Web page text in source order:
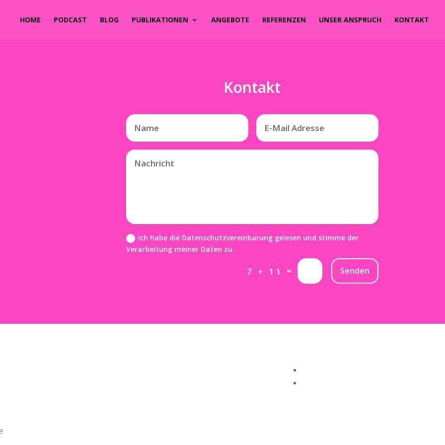
HOME PODCAST BLOG PUBLIKATIONEN ANGEBOTE REFERENZEN UNSER ANSPRUCH KONTAKT
Kontakt
Ich habe die Datenschutzvereinbarung gelesen und stimme der
Verarbeitung meiner Daten zu.
7 + 11 = Senden